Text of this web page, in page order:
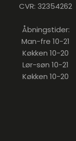
CVR: 32354262
Åbningstider:
Man-fre 10-21
Køkken 10-20
Lør-søn 10-21
Køkken 10-20